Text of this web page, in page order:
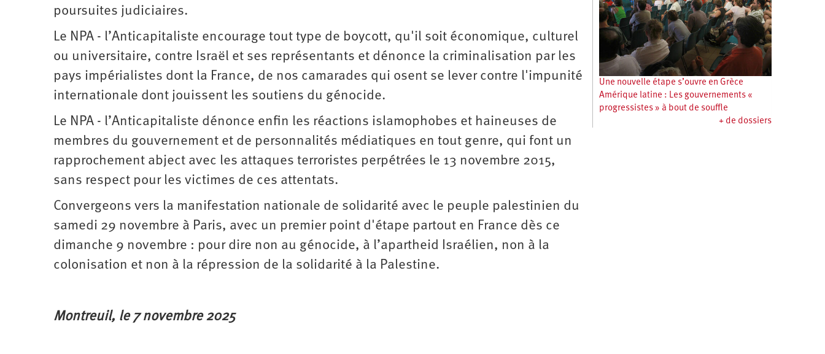
poursuites judiciaires.
Le NPA - l’Anticapitaliste encourage tout type de boycott, qu'il soit économique, culturel
ou universitaire, contre Israël et ses représentants et dénonce la criminalisation par les
pays impérialistes dont la France, de nos camarades qui osent se lever contre l'impunité
internationale dont jouissent les soutiens du génocide.
Le NPA - l’Anticapitaliste dénonce enfin les réactions islamophobes et haineuses de
membres du gouvernement et de personnalités médiatiques en tout genre, qui font un
rapprochement abject avec les attaques terroristes perpétrées le 13 novembre 2015,
sans respect pour les victimes de ces attentats.
Convergeons vers la manifestation nationale de solidarité avec le peuple palestinien du
samedi 29 novembre à Paris, avec un premier point d'étape partout en France dès ce
dimanche 9 novembre : pour dire non au génocide, à l’apartheid Israélien, non à la
colonisation et non à la répression de la solidarité à la Palestine.
Montreuil, le 7 novembre 2025
Une nouvelle étape s’ouvre en Grèce
Amérique latine : Les gouvernements «
progressistes » à bout de souffle
+ de dossiers